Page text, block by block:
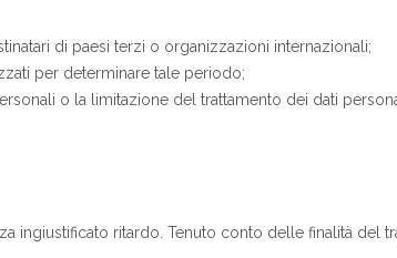
di paesi terzi o organizzazioni internazionali;
per determinare tale periodo;
o la limitazione del trattamento dei dati
ingiustificato ritardo. Tenuto conto delle finalità del